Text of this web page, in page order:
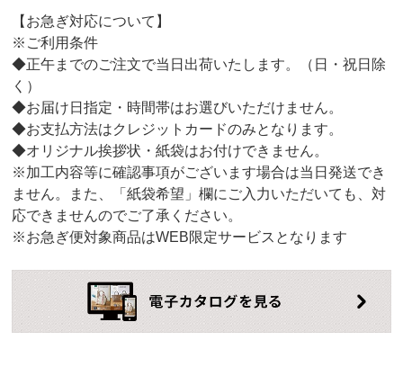
【お急ぎ対応について】
※ご利用条件
◆正午までのご注文で当日出荷いたします。（日・祝日除
く）
◆お届け日指定・時間帯はお選びいただけません。
◆お支払方法はクレジットカードのみとなります。
◆オリジナル挨拶状・紙袋はお付けできません。
※加工内容等に確認事項がございます場合は当日発送でき
ません。また、「紙袋希望」欄にご入力いただいても、対
応できませんのでご了承ください。
※お急ぎ便対象商品はWEB限定サービスとなります